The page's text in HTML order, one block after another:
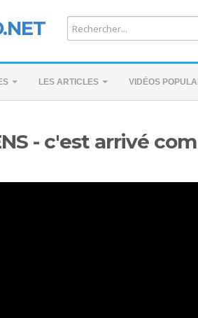
LES ARTICLES VIDÉOS
- c'est arrivé